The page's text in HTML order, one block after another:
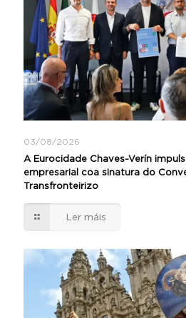
03/08/2026
A Eurocidade Chaves-Verín
empresarial coa sinatura do
Transfronteirizo
Ler máis